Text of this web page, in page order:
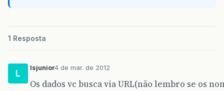
1 Resposta
L
lsjunior4 de mar. de 2012
Os dados vc busca via URL(não lembro se os